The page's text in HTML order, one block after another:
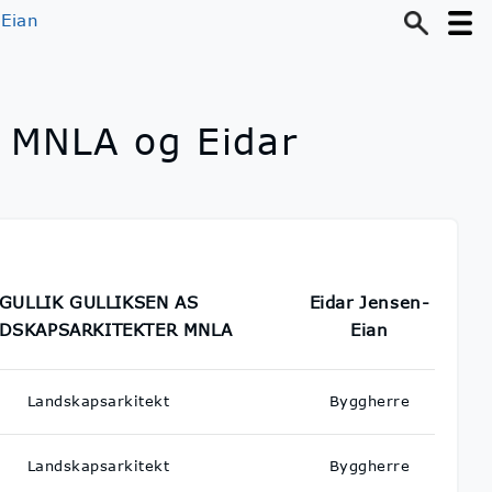
MNLA og Eidar
GULLIK GULLIKSEN AS
MNLA
Eidar Jensen-
Eian
Landskapsarkitekt Byggherre
Landskapsarkitekt Byggherre